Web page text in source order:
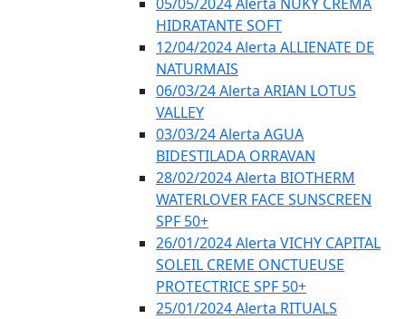
HIDRATANTE SOFT
12/04/2024 Alerta ALLIENATE DE
NATURMAIS
06/03/24 Alerta ARIAN LOTUS
VALLEY
03/03/24 Alerta AGUA
BIDESTILADA ORRAVAN
28/02/2024 Alerta BIOTHERM
WATERLOVER FACE SUNSCREEN
SPF 50+
26/01/2024 Alerta VICHY CAPITAL
SOLEIL CREME ONCTUEUSE
PROTECTRICE SPF 50+
25/01/2024 Alerta RITUALS